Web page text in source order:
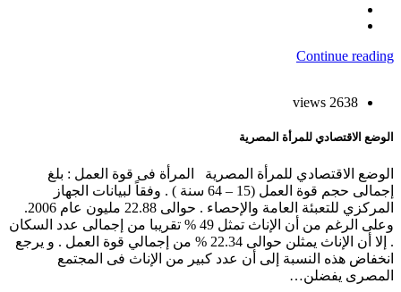
Continue
2638 views
الاقتصادي للمرأة المصرية
الاقتصادي للمرأة المصرية المرأة فى قوة العمل : بلغ
إجمالى حجم قوة العمل (15 – 64 سنة ) . وفقاً لبيانات الجهاز
المركزي للتعبئة العامة والإحصاء . حوالى 22.88 مليون عام 2006.
وعلى الرغم من أن الإناث تمثل 49 % تقريبا من إجمالى عدد السكان
. إلا أن الإناث يمثلن حوالى 22.34 % من إجمالي قوة العمل . و يرجع
هذه النسبة إلى أن عدد كبير من الإناث فى المجتمع
يفضلن…